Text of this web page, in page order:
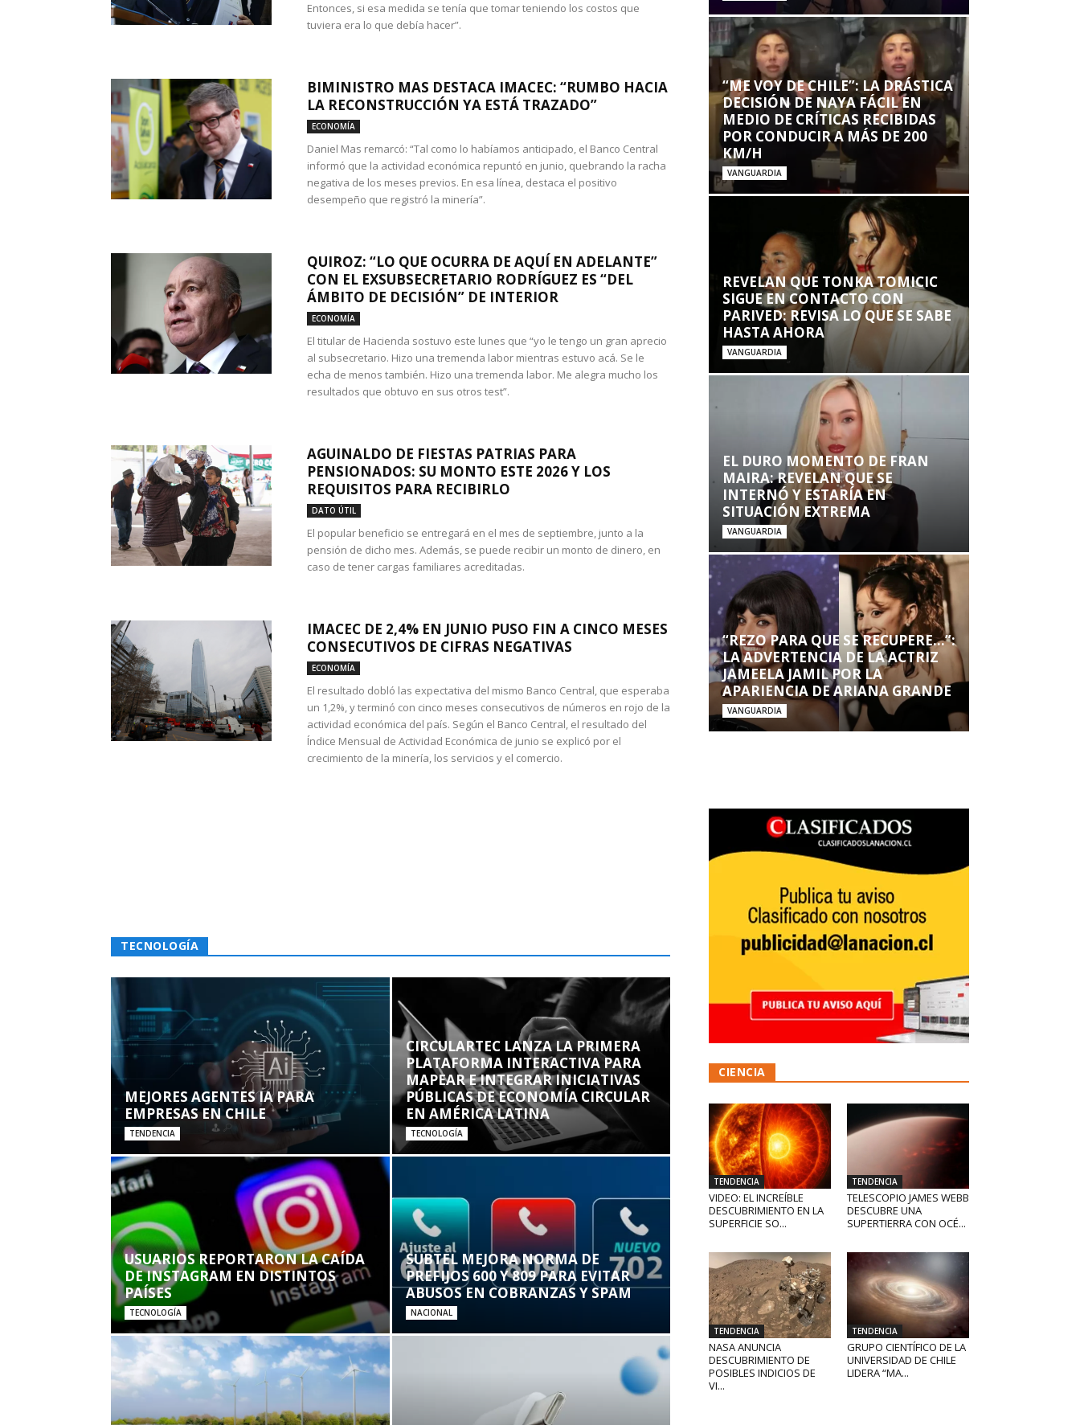
Entonces, si esa medida se tenía que tomar teniendo los costos que
tuviera era lo que debía hacer”.
BIMINISTRO MAS DESTACA IMACEC: “RUMBO HACIA
LA RECONSTRUCCIÓN YA ESTÁ TRAZADO”
ECONOMÍA
Daniel Mas remarcó: “Tal como lo habíamos anticipado, el Banco Central
informó que la actividad económica repuntó en junio, quebrando la racha
negativa de los meses previos. En esa línea, destaca el positivo
desempeño que registró la minería”.
QUIROZ: “LO QUE OCURRA DE AQUÍ EN ADELANTE”
CON EL EXSUBSECRETARIO RODRÍGUEZ ES “DEL
ÁMBITO DE DECISIÓN” DE INTERIOR
ECONOMÍA
El titular de Hacienda sostuvo este lunes que “yo le tengo un gran aprecio
al subsecretario. Hizo una tremenda labor mientras estuvo acá. Se le
echa de menos también. Hizo una tremenda labor. Me alegra mucho los
resultados que obtuvo en sus otros test”.
AGUINALDO DE FIESTAS PATRIAS PARA
PENSIONADOS: SU MONTO ESTE 2026 Y LOS
REQUISITOS PARA RECIBIRLO
DATO ÚTIL
El popular beneficio se entregará en el mes de septiembre, junto a la
pensión de dicho mes. Además, se puede recibir un monto de dinero, en
caso de tener cargas familiares acreditadas.
IMACEC DE 2,4% EN JUNIO PUSO FIN A CINCO MESES
CONSECUTIVOS DE CIFRAS NEGATIVAS
ECONOMÍA
El resultado dobló las expectativa del mismo Banco Central, que esperaba
un 1,2%, y terminó con cinco meses consecutivos de números en rojo de la
actividad económica del país. Según el Banco Central, el resultado del
Índice Mensual de Actividad Económica de junio se explicó por el
crecimiento de la minería, los servicios y el comercio.
TECNOLOGÍA
MEJORES AGENTES IA PARA
EMPRESAS EN CHILE
TENDENCIA
CIRCULARTEC LANZA LA PRIMERA
PLATAFORMA INTERACTIVA PARA
MAPEAR E INTEGRAR INICIATIVAS
PÚBLICAS DE ECONOMÍA CIRCULAR
EN AMÉRICA LATINA
TECNOLOGÍA
USUARIOS REPORTARON LA CAÍDA
DE INSTAGRAM EN DISTINTOS
PAÍSES
TECNOLOGÍA
SUBTEL MEJORA NORMA DE
PREFIJOS 600 Y 809 PARA EVITAR
ABUSOS EN COBRANZAS Y SPAM
NACIONAL
“ME VOY DE CHILE”: LA DRÁSTICA
DECISIÓN DE NAYA FÁCIL EN
MEDIO DE CRÍTICAS RECIBIDAS
POR CONDUCIR A MÁS DE 200
KM/H
VANGUARDIA
REVELAN QUE TONKA TOMICIC
SIGUE EN CONTACTO CON
PARIVED: REVISA LO QUE SE SABE
HASTA AHORA
VANGUARDIA
EL DURO MOMENTO DE FRAN
MAIRA: REVELAN QUE SE
INTERNÓ Y ESTARÍA EN
SITUACIÓN EXTREMA
VANGUARDIA
“REZO PARA QUE SE RECUPERE…”:
LA ADVERTENCIA DE LA ACTRIZ
JAMEELA JAMIL POR LA
APARIENCIA DE ARIANA GRANDE
VANGUARDIA
CIENCIA
TENDENCIA
VIDEO: EL INCREÍBLE
DESCUBRIMIENTO EN LA
SUPERFICIE SO...
TENDENCIA
TELESCOPIO JAMES WEBB
DESCUBRE UNA
SUPERTIERRA CON OCÉ...
TENDENCIA
NASA ANUNCIA
DESCUBRIMIENTO DE
POSIBLES INDICIOS DE
VI...
TENDENCIA
GRUPO CIENTÍFICO DE LA
UNIVERSIDAD DE CHILE
LIDERA “MA...